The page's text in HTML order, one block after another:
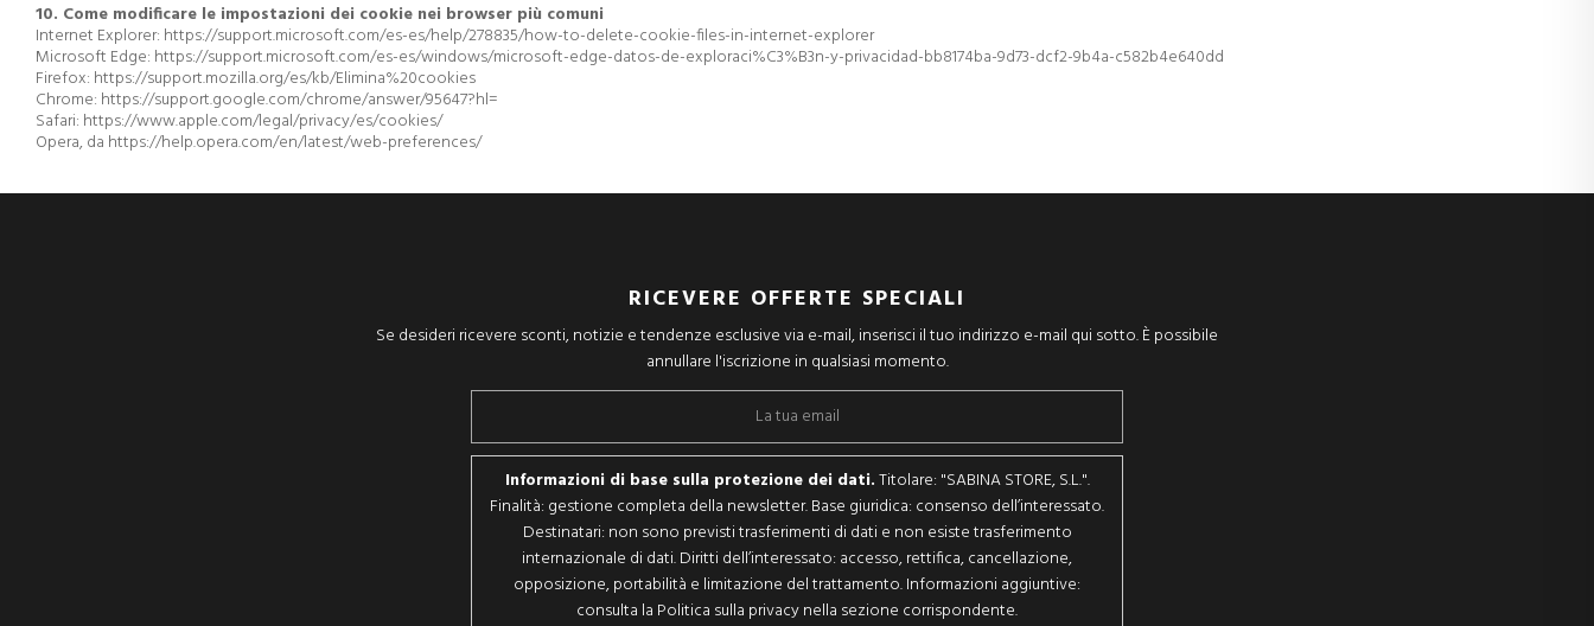
10. Come modificare le impostazioni dei cookie nei browser più comuni
Internet Explorer: https://support.microsoft.com/es-es/help/278835/how-to-delete-cookie-files-in-internet-explorer
Microsoft Edge: https://support.microsoft.com/es-es/windows/microsoft-edge-datos-de-exploraci%C3%B3n-y-privacidad-bb8174ba-9d73-dcf2-9b4a-c582b4e640dd
Firefox: https://support.mozilla.org/es/kb/Elimina%20cookies
Chrome: https://support.google.com/chrome/answer/95647?hl=
Safari: https://www.apple.com/legal/privacy/es/cookies/
Opera, da https://help.opera.com/en/latest/web-preferences/
RICEVERE OFFERTE SPECIALI
Se desideri ricevere sconti, notizie e tendenze esclusive via e-mail, inserisci il tuo indirizzo e-mail qui sotto. È possibile
annullare l'iscrizione in qualsiasi momento.
Informazioni di base sulla protezione dei dati.Titolare: "SABINA STORE, S.L.".
Finalità: gestione completa della newsletter. Base giuridica: consenso dell’interessato.
Destinatari: non sono previsti trasferimenti di dati e non esiste trasferimento
internazionale di dati. Diritti dell’interessato: accesso, rettifica, cancellazione,
opposizione, portabilità e limitazione del trattamento. Informazioni aggiuntive:
consulta la Politica sulla privacy nella sezione corrispondente.